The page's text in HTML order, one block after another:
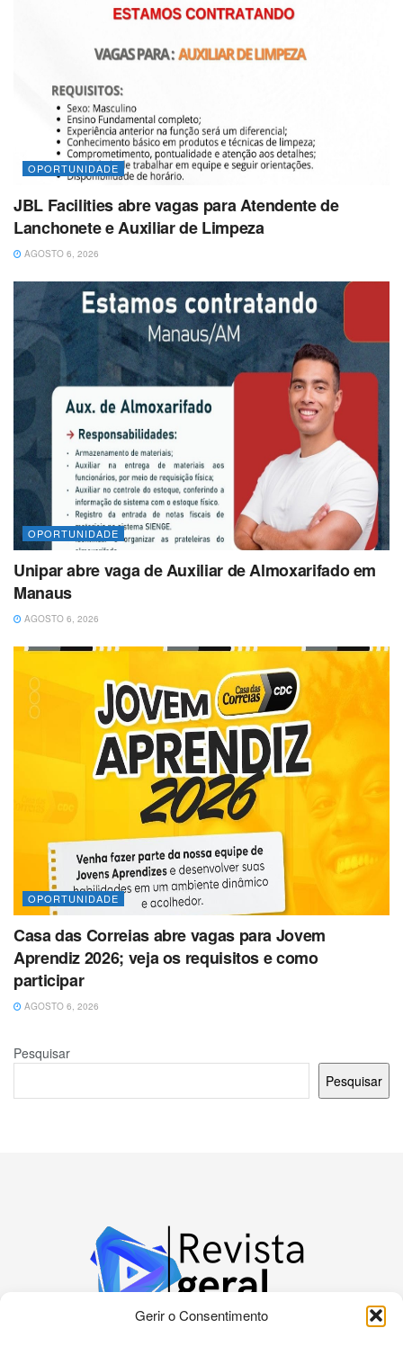
Gerir o Consentimento
OPORTUNIDADE
JBL Facilities abre vagas para Atendente de
Lanchonete e Auxiliar de Limpeza
AGOSTO 6, 2026
OPORTUNIDADE
Unipar abre vaga de Auxiliar de Almoxarifado em
Manaus
AGOSTO 6, 2026
OPORTUNIDADE
Casa das Correias abre vagas para Jovem
Aprendiz 2026; veja os requisitos e como
participar
AGOSTO 6, 2026
Pesquisar
Pesquisar